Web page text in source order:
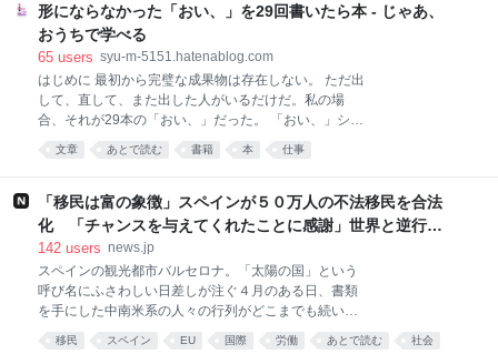
KADOM
どが影響したという。 倒産した企業のうち、従業員5
人未満が36件で、全体の9割を占めた。負債額別で
は、1000万円以上5000万円未満が30件、5000万円以
者の倒産が目立つ。 東京商工リサーチは、倒産増加の
背景を大きく3つに分類している。1つ目は、生成AIの
普及を受け、顧客企業のデザイン業務の内製化が進ん
だこと。2つ目は、デジタル広告の需要拡大により、
形にならなかった「おい、」を29回書いたら本 - じゃあ、
おうちで学べる
65 users syu-m-5151.hatenablog.com
はじめに 最初から完璧な成果物は存在しない。 ただ出
して、直して、また出した人がいるだけだ。私の場
合、それが29本の「おい、」だった。 「おい、」シリ
ーズは、形にならなかった本の原稿から始まりまし
た。本を出せなかったときは、やはり少し絶望しまし
りません。1冊へまとめず、原稿を1本ずつブログとし
て終わらせました。 最初から上手に書けるわけではあ
りません。書き始めた頃の文章は、普通に不格好で
されます。ここは、たぶん避けられません。 ところ
が、1年も続けていると、だいたいの人は飽きます。
批判が減る。ありがたい。しかし、注目も一緒に減り
ます。批判だけが消えて、関心だけが都合よく残るわ
文章 あとで読む 書籍 本 仕事
「移民は富の象徴」スペインが５０万人の不法移民を合法
化 「チャンスを与えてくれたことに感謝」世界と逆行、
その狙いと日本への教訓とは… | NEWSjp
142 users news.jp
スペインの観光都市バルセロナ。「太陽の国」という
呼び名にふさわしい日差しが注ぐ４月のある日、書類
を手にした中南米系の人々の行列がどこまでも続いて
いた。並んでいたのは、不法移民たち。目的は、滞在
資格の申請だ。 スペインは、４月に不法移民を条件付
移民 スペイン EU 国際 労働 あとで読む 社会